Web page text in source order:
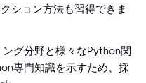
ション方法も習得できま
グ分野と様々なPython関
専門知識を示すため、採